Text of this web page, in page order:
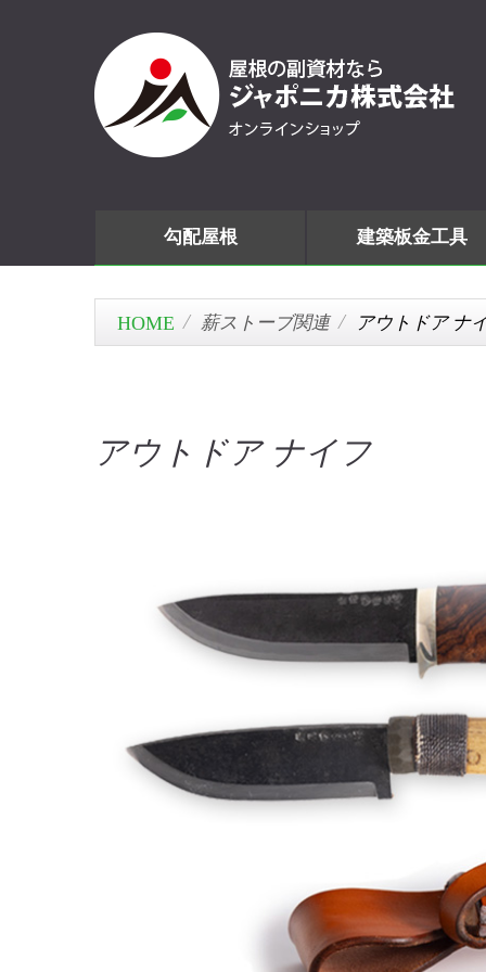
勾配屋根 建築板金工具
薪ストーブ関連 アウトドア ナ
アウトドア ナイフ